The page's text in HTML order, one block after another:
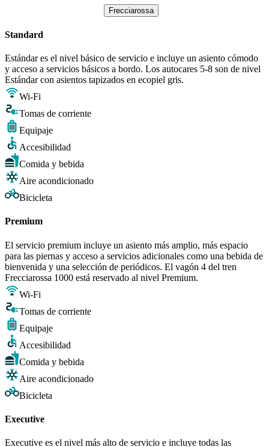
Frecciarossa
Standard
Estándar es el nivel básico de servicio e incluye un asiento cómodo
y acceso a servicios básicos a bordo. Los autocares 5-8 son de nivel
Estándar con asientos tapizados en ecopiel gris.
Wi-Fi
Tomas de corriente
Equipaje
Accesibilidad
Comida y bebida
Aire acondicionado
Bicicleta
Premium
El servicio premium incluye un asiento más amplio, más espacio
para las piernas y acceso a servicios adicionales como una bebida de
bienvenida y una selección de periódicos. El vagón 4 del tren
Frecciarossa 1000 está reservado al nivel Premium.
Wi-Fi
Tomas de corriente
Equipaje
Accesibilidad
Comida y bebida
Aire acondicionado
Bicicleta
Executive
Executive es el nivel más alto de servicio e incluye todas las